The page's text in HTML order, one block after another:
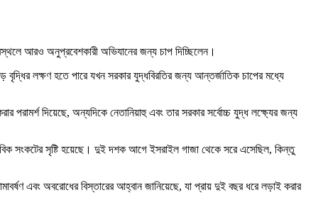
আরও অনুপ্রবেশকারী অভিযানের জন্য চাপ দিচ্ছিলেন।
বৃদ্ধির লক্ষণ হতে পারে যখন সরকার যুদ্ধবিরতির জন্য আন্তর্জাতিক চাপের মধ্যে
পরামর্শ দিয়েছে, অন্যদিকে নেতানিয়াহু এবং তার সরকার সর্বোচ্চ যুদ্ধ লক্ষ্যের জন্য
সংকটের সৃষ্টি হয়েছে। দুই দশক আগে ইসরাইল গাজা থেকে সরে এসেছিল, কিন্তু
এবং অবরোধের বিস্তারের আহ্বান জানিয়েছে, যা প্রায় দুই বছর ধরে লড়াই করার